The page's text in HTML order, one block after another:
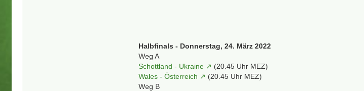
Halbfinals - Donnerstag, 24. März 2022
Weg A
Schottland - Ukraine
(20.45 Uhr MEZ)
Wales - Österreich
(20.45 Uhr MEZ)
Weg B